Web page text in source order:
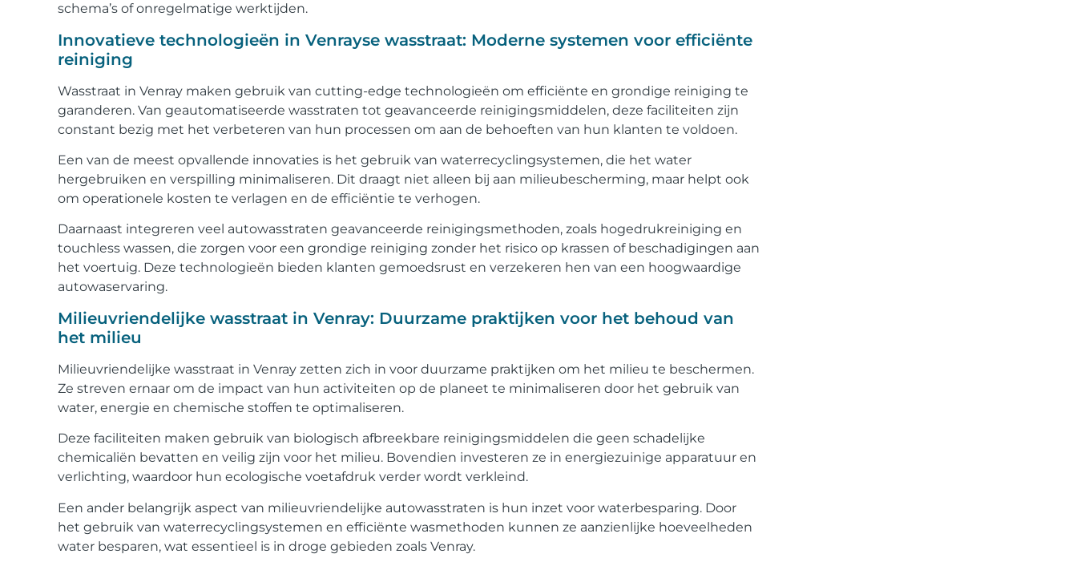
schema’s of onregelmatige werktijden.
Innovatieve technologieën in Venrayse wasstraat: Moderne systemen voor efficiënte
reiniging
Wasstraat in Venray maken gebruik van cutting-edge technologieën om efficiënte en grondige reiniging te
garanderen. Van geautomatiseerde wasstraten tot geavanceerde reinigingsmiddelen, deze faciliteiten zijn
constant bezig met het verbeteren van hun processen om aan de behoeften van hun klanten te voldoen.
Een van de meest opvallende innovaties is het gebruik van waterrecyclingsystemen, die het water
hergebruiken en verspilling minimaliseren. Dit draagt niet alleen bij aan milieubescherming, maar helpt ook
om operationele kosten te verlagen en de efficiëntie te verhogen.
Daarnaast integreren veel autowasstraten geavanceerde reinigingsmethoden, zoals hogedrukreiniging en
touchless wassen, die zorgen voor een grondige reiniging zonder het risico op krassen of beschadigingen aan
het voertuig. Deze technologieën bieden klanten gemoedsrust en verzekeren hen van een hoogwaardige
autowaservaring.
Milieuvriendelijke wasstraat in Venray: Duurzame praktijken voor het behoud van
het milieu
Milieuvriendelijke wasstraat in Venray zetten zich in voor duurzame praktijken om het milieu te beschermen.
Ze streven ernaar om de impact van hun activiteiten op de planeet te minimaliseren door het gebruik van
water, energie en chemische stoffen te optimaliseren.
Deze faciliteiten maken gebruik van biologisch afbreekbare reinigingsmiddelen die geen schadelijke
chemicaliën bevatten en veilig zijn voor het milieu. Bovendien investeren ze in energiezuinige apparatuur en
verlichting, waardoor hun ecologische voetafdruk verder wordt verkleind.
Een ander belangrijk aspect van milieuvriendelijke autowasstraten is hun inzet voor waterbesparing. Door
het gebruik van waterrecyclingsystemen en efficiënte wasmethoden kunnen ze aanzienlijke hoeveelheden
water besparen, wat essentieel is in droge gebieden zoals Venray.